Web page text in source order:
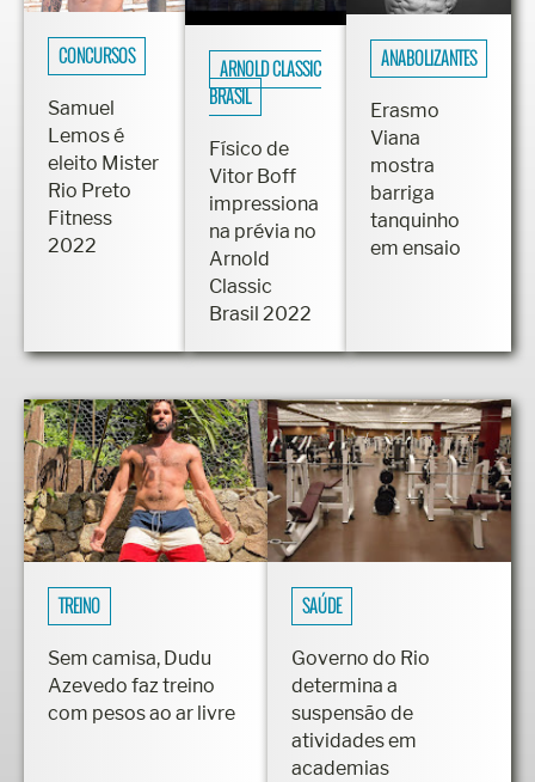
CONCURSOS
Samuel
Lemos é
eleito Mister
Rio Preto
Fitness
2022
ARNOLD CLASSIC
BRASIL
Físico de
Vitor Boff
impressiona
na prévia no
Arnold
Classic
Brasil 2022
ANABOLIZANTES
Erasmo
Viana
mostra
barriga
tanquinho
em ensaio
TREINO
Sem camisa, Dudu
Azevedo faz treino
com pesos ao ar livre
SAÚDE
Governo do Rio
determina a
suspensão de
atividades em
academias